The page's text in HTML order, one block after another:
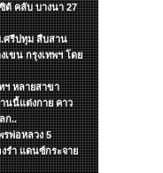
ต้ คลับ บางนา 27
.ศรีปทุม สืบสาน
ขน กรุงเทพฯ โดย
ฯ หลายสาขา
นนี้แต่งกาย คาว
ก..
รพ่อหลวง 5
รำ แดนซ์กระจาย